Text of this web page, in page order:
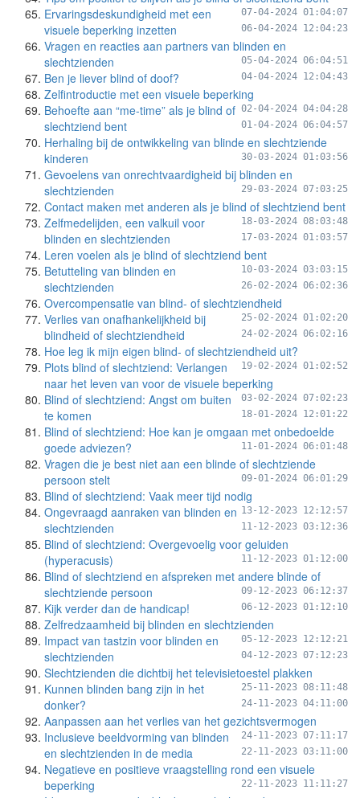
07-04-2024 01:04:07
Ervaringsdeskundigheid met een
visuele beperking inzetten
06-04-2024 12:04:23
Vragen en reacties aan partners van blinden en
slechtzienden
05-04-2024 06:04:51
Ben je liever blind of doof? 04-04-2024 12:04:43
Zelfintroductie met een visuele beperking
02-04-2024 04:04:28
Behoefte aan “me-time” als je blind of
slechtziend bent
01-04-2024 06:04:57
Herhaling bij de ontwikkeling van blinde en slechtziende
kinderen
30-03-2024 01:03:56
Gevoelens van onrechtvaardigheid bij blinden en
slechtzienden
29-03-2024 07:03:25
Contact maken met anderen als je blind of slechtziend bent
18-03-2024 08:03:48
Zelfmedelijden, een valkuil voor
blinden en slechtzienden
17-03-2024 01:03:57
Leren voelen als je blind of slechtziend bent
10-03-2024 03:03:15
Betutteling van blinden en
slechtzienden
26-02-2024 06:02:36
Overcompensatie van blind- of slechtziendheid
25-02-2024 01:02:20
Verlies van onafhankelijkheid bij
blindheid of slechtziendheid
24-02-2024 06:02:16
Hoe leg ik mijn eigen blind- of slechtziendheid uit?
19-02-2024 01:02:52
Plots blind of slechtziend: Verlangen
naar het leven van voor de visuele beperking
03-02-2024 07:02:23
Blind of slechtziend: Angst om buiten
te komen
18-01-2024 12:01:22
Blind of slechtziend: Hoe kan je omgaan met onbedoelde
goede adviezen?
11-01-2024 06:01:48
Vragen die je best niet aan een blinde of slechtziende
persoon stelt
09-01-2024 06:01:29
Blind of slechtziend: Vaak meer tijd nodig
13-12-2023 12:12:57
Ongevraagd aanraken van blinden en
slechtzienden
11-12-2023 03:12:36
Blind of slechtziend: Overgevoelig voor geluiden
(hyperacusis)
11-12-2023 01:12:00
Blind of slechtziend en afspreken met andere blinde of
slechtziende persoon
09-12-2023 06:12:37
Kijk verder dan de handicap! 06-12-2023 01:12:10
Zelfredzaamheid bij blinden en slechtzienden
05-12-2023 12:12:21
Impact van tastzin voor blinden en
slechtzienden
04-12-2023 07:12:23
Slechtzienden die dichtbij het televisietoestel plakken
25-11-2023 08:11:48
Kunnen blinden bang zijn in het
donker?
24-11-2023 04:11:00
Aanpassen aan het verlies van het gezichtsvermogen
24-11-2023 07:11:17
Inclusieve beeldvorming van blinden
en slechtzienden in de media
22-11-2023 03:11:00
Negatieve en positieve vraagstelling rond een visuele
beperking
22-11-2023 11:11:27